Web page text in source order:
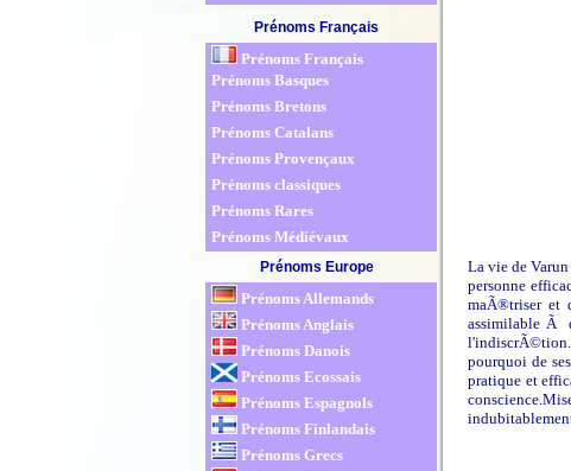
Prénoms Français
Prénoms Français
Prénoms Basques
Prénoms Bretons
Prénoms Catalans
Prénoms Provençaux
Prénoms classiques
Prénoms Rares
Prénoms Médiévaux
Prénoms Europe
Prénoms Allemands
Prénoms Anglais
Prénoms Danois
Prénoms Ecossais
Prénoms Espagnols
Prénoms Finlandais
Prénoms Grecs
La vie de
personne
maÃ®triser et
assimilable Ã
l'indiscrÃ©tion.
pourquoi de
pratique et